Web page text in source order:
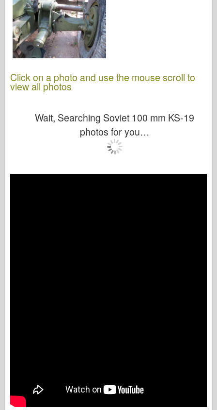
Click on a photo and use the mouse scroll to
view all photos
Wait, Searching Soviet 100 mm KS-19
photos for you…